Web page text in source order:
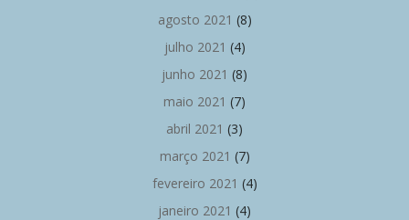
agosto 2021 (8)
julho 2021 (4)
junho 2021 (8)
maio 2021 (7)
abril 2021 (3)
março 2021 (7)
fevereiro 2021 (4)
janeiro 2021 (4)